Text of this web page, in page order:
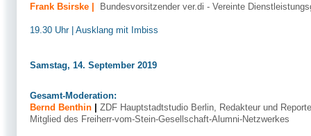
Frank Bsirske |
Bundesvorsitzender ver.di - Vereinte
19.30 Uhr | Ausklang mit Imbiss
Samstag, 14. September 2019
Gesamt-Moderation:
Bernd Benthin
ZDF Hauptstadtstudio Berlin, Redakteur und
Mitglied des Freiherr-vom-Stein-Gesellschaft-Alumni-Netzwerkes